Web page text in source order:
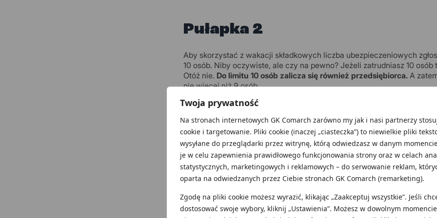
Twoja prywatność
Na stronach internetowych GK Comarch zarówno my jak i nasi partnerzy
cookie i targetowanie. Pliki cookie (inaczej „ciasteczka”) to niewielkie pliki
wysyłane do przeglądarki przez witrynę, którą odwiedzasz w danym
je w celu zapewnienia prawidłowego funkcjonowania strony oraz w celach
statystycznych, marketingowych i reklamowych – do serwowanie reklam,
oparta na odwiedzanych przez Ciebie stronach GK Comarch (remarketing).
Zgodę na pliki cookie możesz wyrazić, klikając „Zaakceptuj wszystkie”. Jeśli
dostosować swoje wybory, kliknij „Ustawienia”. Możesz w dowolnym
Pułapka 2
Aby skorzystać z wakacji składkowych liczba ubezpieczeniowych
10 osób. Niby oczywiste, ale czy na pewno? Jeżeli zatrudniasz 10
Otóż nie. Do limitu 10 osób zalicza się również przedsiębiorca.A
nie więcej niż 9 osób.
Pułapka 3
Zwróć uwagę, że przy obliczaniu limitu przychodów nie bierzesz kursu
ale z ostatniego dnia poprzedniego roku podatkowego.Limit ten jest
Ponieważ kurs euro w październiku 2023 roku (2 października
, nie wszyscy mali podatnicy będą mogli skorzystać z wakacji